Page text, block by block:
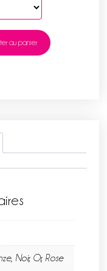
au panier
Noir, Or, Rose